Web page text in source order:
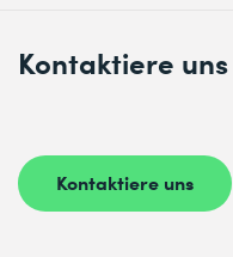
Kontaktiere uns
Kontaktiere uns